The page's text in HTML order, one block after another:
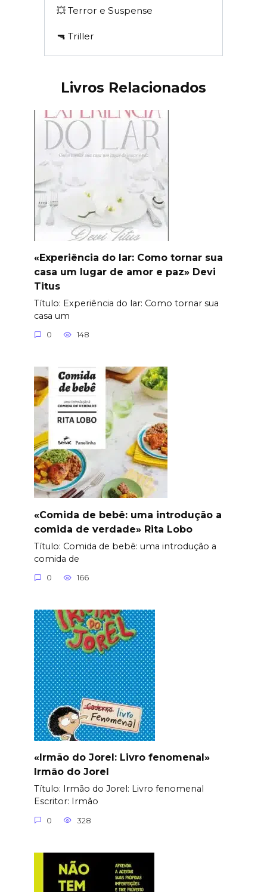
💥 Terror e Suspense
🔫 Triller
Livros Relacionados
«Experiência do lar: Como tornar sua
casa um lugar de amor e paz» Devi
Titus
Título: Experiência do lar: Como tornar sua
casa um
0 148
«Comida de bebê: uma introdução a
comida de verdade» Rita Lobo
Título: Comida de bebê: uma introdução a
comida de
0 166
«Irmão do Jorel: Livro fenomenal»
Irmão do Jorel
Título: Irmão do Jorel: Livro fenomenal
Еscritor: Irmão
0 328